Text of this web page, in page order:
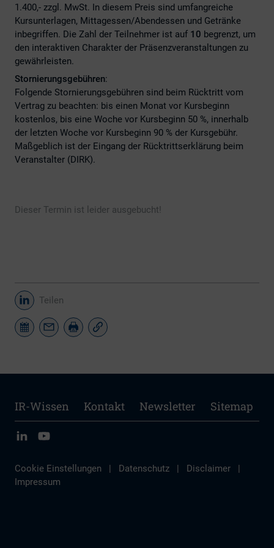
1.400,- zzgl. MwSt. In diesem Preis sind umfangreiche
Kursunterlagen, Mittagessen/Abendessen und Getränke
inbegriffen. Die Zahl der Teilnehmer ist auf 10 begrenzt, um
den interaktiven Charakter der Präsenzveranstaltungen zu
gewährleisten.
Stornierungsgebühren:
Folgende Stornierungsgebühren sind beim Rücktritt vom
Vertrag zu beachten: bis einen Monat vor Kursbeginn
kostenlos, bis eine Woche vor Kursbeginn 50 %, innerhalb
der letzten Woche vor Kursbeginn 90 % der Kursgebühr.
Maßgeblich ist der Eingang der Rücktrittserklärung beim
Veranstalter (DIRK).
Dieser Termin ist leider ausgebucht!
Teilen
IR-Wissen Kontakt Newsletter Sitemap
Cookie Einstellungen | Datenschutz | Disclaimer
|
Impressum